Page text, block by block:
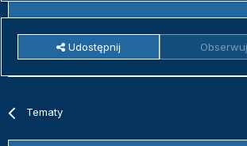
Udostępnij
Tematy